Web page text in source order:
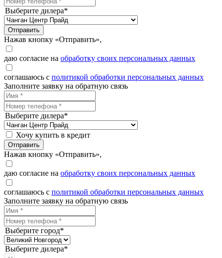
Выберите дилера*
Отправить
Нажав кнопку «Отправить»,
даю согласие на обработку своих персональных данных
соглашаюсь с политикой обработки персональных данных
Заполните заявку на обратную связь
Выберите дилера*
Хочу купить в кредит
Отправить
Нажав кнопку «Отправить»,
даю согласие на обработку своих персональных данных
соглашаюсь с политикой обработки персональных данных
Заполните заявку на обратную связь
Выберите город*
Выберите дилера*